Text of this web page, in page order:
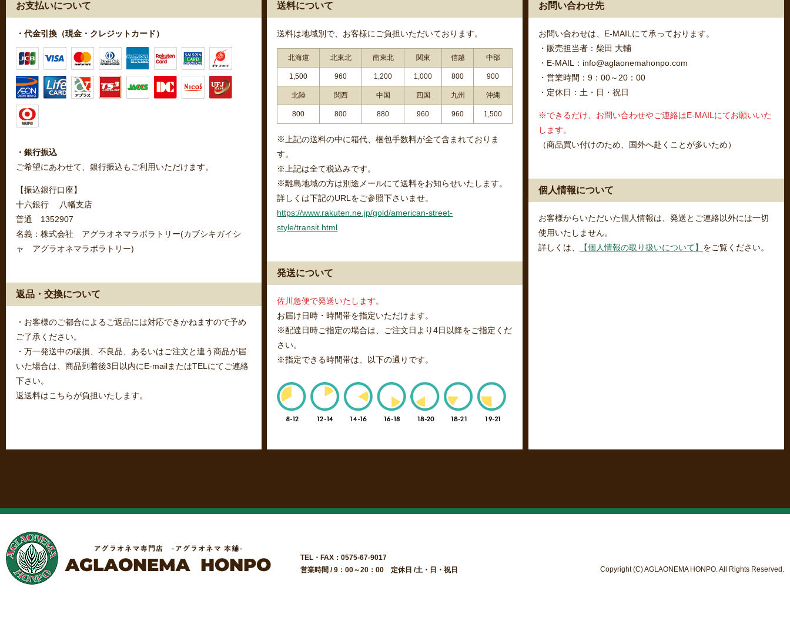
お支払いについて
・代金引換（現金・クレジットカード）
・銀行振込
ご希望にあわせて、銀行振込もご利用いただけます。
【振込銀行口座】
十六銀行 八幡支店
普通 1352907
名義：株式会社 アグラオネマラボラトリー(カブシキガイシ
ャ アグラオネマラボラトリー)
返品・交換について
・お客様のご都合によるご返品には対応できかねますので予め
ご了承ください。
・万一発送中の破損、不良品、あるいはご注文と違う商品が届
いた場合は、商品到着後3日以内にE-mailまたはTELにてご連絡
下さい。
返送料はこちらが負担いたします。
送料について
送料は地域別で、お客様にご負担いただいております。
北海道 北東北 南東北 関東 信越 中部
1,500 960 1,200 1,000 800 900
北陸 関西 中国 四国 九州 沖縄
800 800 880 960 960 1,500
※上記の送料の中に箱代、梱包手数料が全て含まれておりま
す。
※上記は全て税込みです。
※離島地域の方は別途メールにて送料をお知らせいたします。
詳しくは下記のURLをご参照下さいませ。
https://www.rakuten.ne.jp/gold/american-street-
style/transit.html
発送について
佐川急便で発送いたします。
お届け日時・時間帯を指定いただけます。
※配達日時ご指定の場合は、ご注文日より4日以降をご指定くだ
さい。
※指定できる時間帯は、以下の通りです。
お問い合わせ先
お問い合わせは、E-MAILにて承っております。
・販売担当者：柴田 大輔
・E-MAIL：info@aglaonemahonpo.com
・営業時間：9：00～20：00
・定休日：土・日・祝日
※できるだけ、お問い合わせやご連絡はE-MAILにてお願いいた
します。
（商品買い付けのため、国外へ赴くことが多いため）
個人情報について
お客様からいただいた個人情報は、発送とご連絡以外には一切
使用いたしません。
詳しくは、
【個人情報の取り扱いについて】 をご覧ください。
TEL・FAX：0575-67-9017
営業時間 / 9：00～20：00 定休日 /土・日・祝日
Copyright (C) AGLAONEMA HONPO. All Rights Reserved.